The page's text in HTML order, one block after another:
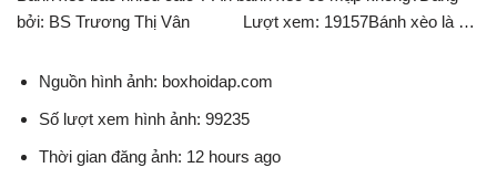
bởi: BS Trương Thị Vân Lượt xem: 19157Bánh xèo là …
Nguồn hình ảnh: boxhoidap.com
Số lượt xem hình ảnh: 99235
Thời gian đăng ảnh: 12 hours ago